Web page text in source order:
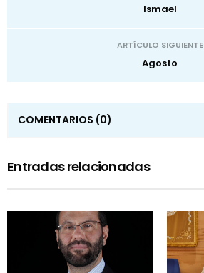
Ismael
ARTÍCULO SIGUIENTE
Agosto
COMENTARIOS (0)
Entradas relacionadas